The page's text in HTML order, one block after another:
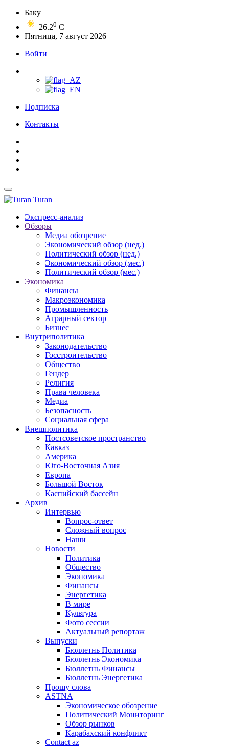
Баку
26.20 C
Пятница, 7 август 2026
Войти
Подписка
Контакты
Turan
Экспресс-анализ
Обзоры
Медиа обозрение
Экономический обзор (нед.)
Политический обзор (нед.)
Экономический обзор (мес.)
Политический обзор (мес.)
Экономика
Финансы
Макроэкономика
Промышленность
Аграрный сектор
Бизнес
Внутриполитика
Законодательство
Госстроительство
Общество
Гендер
Религия
Права человека
Медиа
Безопасность
Социальная сфера
Внешполитика
Постсоветское пространство
Кавказ
Америка
Юго-Восточная Азия
Европа
Большой Восток
Каспийский бассейн
Архив
Интервью
Вопрос-ответ
Сложный вопрос
Наши
Новости
Политика
Общество
Экономика
Финансы
Энергетика
В мире
Культура
Фото сессии
Актуальный репортаж
Выпуски
Бюллетнь Политика
Бюллетнь Экономика
Бюллетнь Финансы
Бюллетнь Энергетика
Прошу слова
ASTNA
Экономическое обозрение
Политический Мониторинг
Обзор рынков
Карабахский конфликт
Contact az